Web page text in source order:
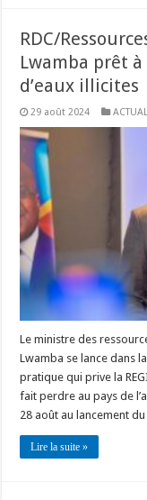
RDC/
Lwamba prêt
d’eaux illicites
29 août 2024
Le ministre des
Lwamba se lance dans
pratique qui prive la
fait perdre au pays de
28 août au lancement
Lire la suite »